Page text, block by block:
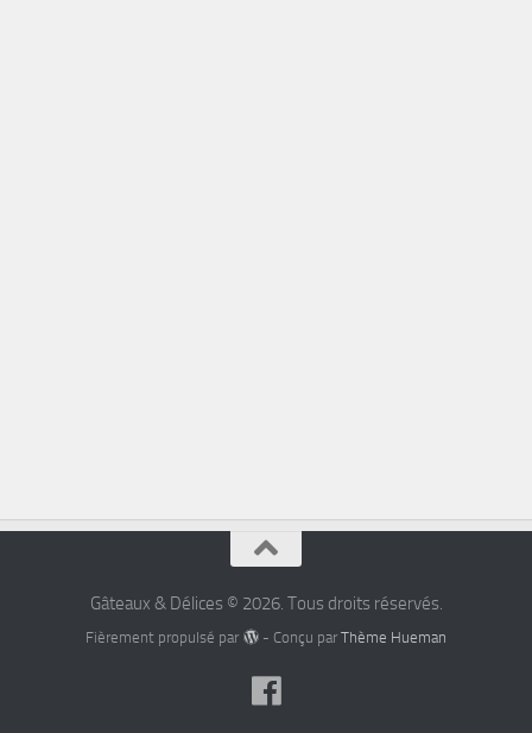
Gâteaux & Délices © 2026. Tous droits réservés.
Fièrement propulsé par - Conçu par Thème Hueman